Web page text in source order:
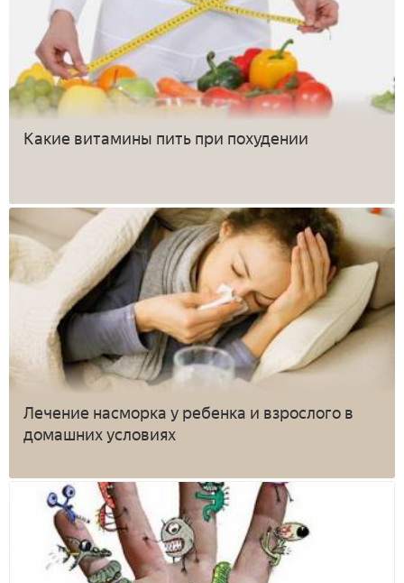
Какие витамины пить при похудении
Лечение насморка у ребенка и взрослого в
домашних условиях